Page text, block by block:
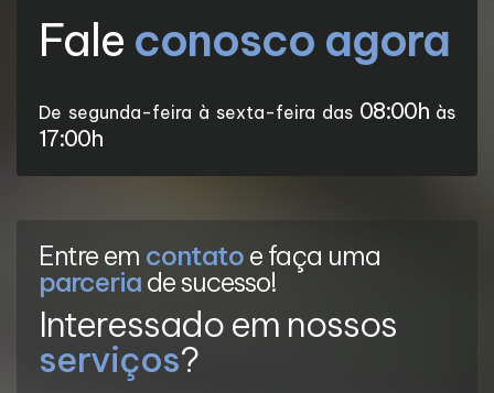
Fale conosco agora
De segunda-feira à sexta-feira das 08:00h às
17:00h
Entre em contato e faça uma
parceria de sucesso!
Interessado em nossos
serviços?